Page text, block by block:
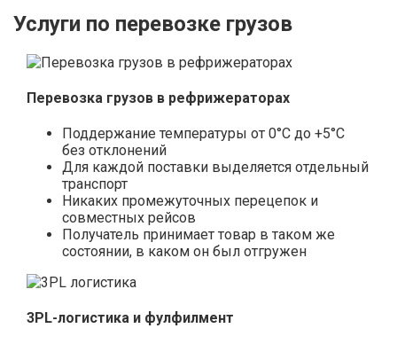
Услуги по перевозке грузов
Перевозка грузов в рефрижераторах
Поддержание температуры от 0°С до +5°С
без отклонений
Для каждой поставки выделяется отдельный
транспорт
Никаких промежуточных перецепок и
совместных рейсов
Получатель принимает товар в таком же
состоянии, в каком он был отгружен
3PL-логистика и фулфилмент